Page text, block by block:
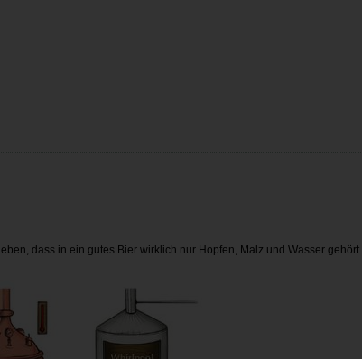
dass in ein gutes Bier wirklich nur Hopfen, Malz und Wasser gehört.